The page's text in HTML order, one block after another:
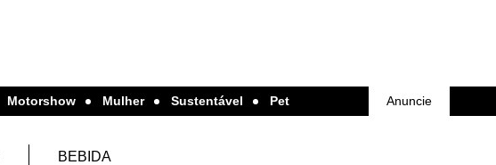
Motorshow Mulher Sustentável Pet Anuncie
BEBIDA